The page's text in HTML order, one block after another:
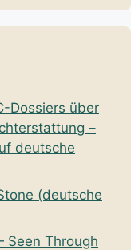
Dossiers über
–
deutsche
(deutsche
Seen Through